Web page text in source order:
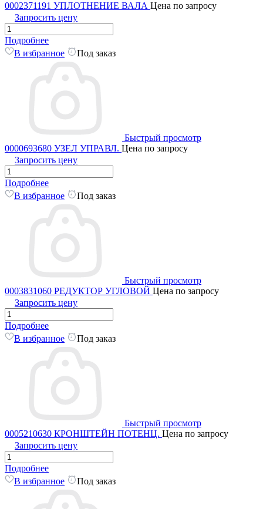
0002371191 УПЛОТНЕНИЕ ВАЛА Цена по запросу
Запросить цену
Подробнее
В избранное
Под заказ
Быстрый просмотр
0000693680 УЗЕЛ УПРАВЛ. Цена по запросу
Запросить цену
Подробнее
В избранное
Под заказ
Быстрый просмотр
0003831060 РЕДУКТОР УГЛОВОЙ Цена по запросу
Запросить цену
Подробнее
В избранное
Под заказ
Быстрый просмотр
0005210630 КРОНШТЕЙН ПОТЕНЦ. Цена по запросу
Запросить цену
Подробнее
В избранное
Под заказ